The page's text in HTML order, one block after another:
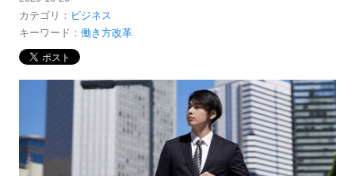
カテゴリ： ビジネス
キーワード： 働き方改革